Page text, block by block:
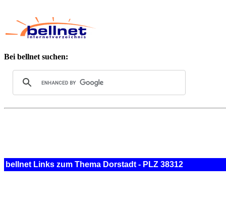
Bei bellnet suchen:
bellnet Links zum Thema Dorstadt - PLZ 38312